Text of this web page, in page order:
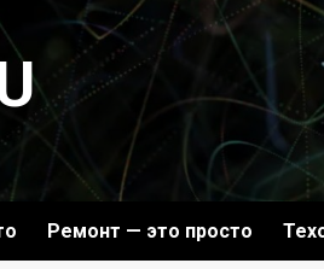
Ремонт — это просто